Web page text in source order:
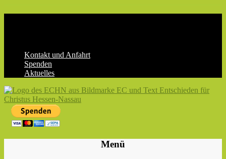
Kontakt und Anfahrt
Spenden
Aktuelles
ECHN
EC-
Menü